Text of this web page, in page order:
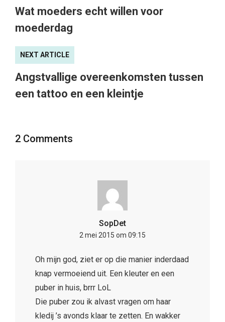
Wat moeders echt willen voor
moederdag
NEXT ARTICLE
Angstvallige overeenkomsten tussen
een tattoo en een kleintje
2 Comments
SopDet
2 mei 2015 om 09:15
Oh mijn god, ziet er op die manier inderdaad
knap vermoeiend uit. Een kleuter en een
puber in huis, brrr LoL
Die puber zou ik alvast vragen om haar
kledij ’s avonds klaar te zetten. En wakker